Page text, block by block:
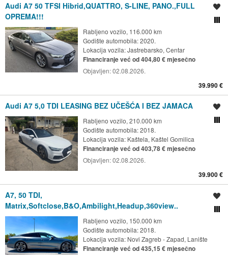
Audi A7 50 TFSI Hibrid,QUATTRO, S-LINE, PANO.,FULL
OPREMA!!!
Rabljeno vozilo, 116.000 km
Godište automobila: 2020.
Lokacija vozila:Jastrebarsko, Centar
Financiranje već od 404,80 € mjesečno
Objavljen:02.08.2026.
39.990 €
Audi A7 5,0 TDI LEASING BEZ UČEŠĆA I BEZ JAMACA
Rabljeno vozilo, 210.000 km
Godište automobila: 2018.
Lokacija vozila: Kaštela, Kaštel Gomilica
Financiranje već od 403,78 € mjesečno
Objavljen:02.08.2026.
39.900 €
A7, 50 TDI,
Matrix,Softclose,B&O,Ambilight,Headup,360view..
Rabljeno vozilo, 150.000 km
Godište automobila: 2018.
Lokacija vozila: Novi Zagreb - Zapad, Lanište
Financiranje već od 435,15 € mjesečno